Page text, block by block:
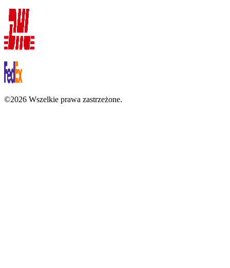
©2026 Wszelkie prawa zastrzeżone.